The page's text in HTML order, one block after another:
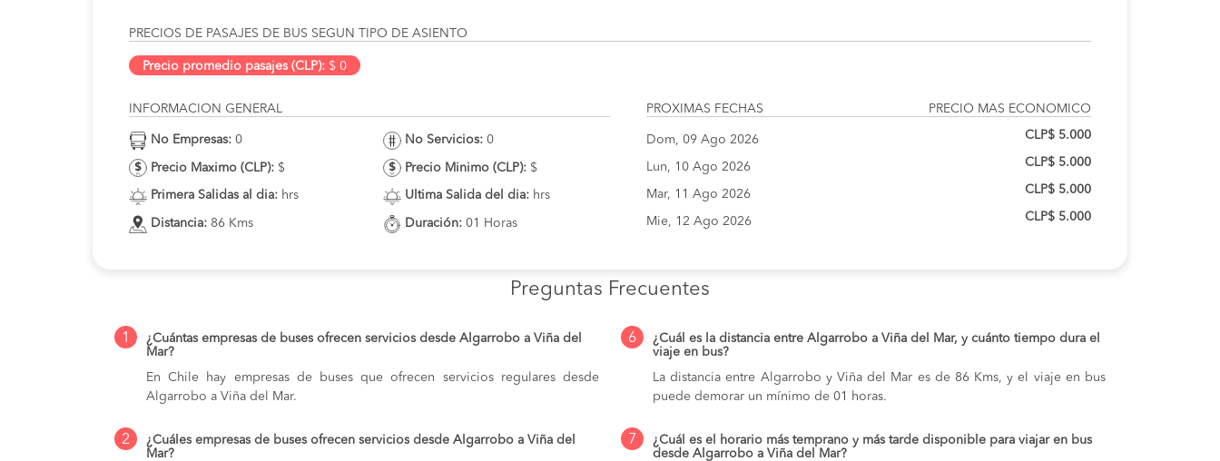
PRECIOS DE PASAJES DE BUS SEGUN TIPO DE ASIENTO
Precio promedio pasajes (CLP): $ 0
INFORMACION GENERAL
No Empresas: 0
Precio Maximo (CLP): $
Primera Salidas al dia: hrs
Distancia: 86 Kms
No Servicios: 0
Precio Minimo (CLP): $
Ultima Salida del dia: hrs
Duración: 01 Horas
PROXIMAS FECHAS PRECIO MAS ECONOMICO
Dom, 09 Ago 2026
Lun, 10 Ago 2026
Mar, 11 Ago 2026
Mie, 12 Ago 2026
CLP$ 5.000
CLP$ 5.000
CLP$ 5.000
CLP$ 5.000
Preguntas Frecuentes
1
¿Cuántas empresas de buses ofrecen servicios desde Algarrobo a Viña del
Mar?
En Chile hay empresas de buses que ofrecen servicios regulares desde
Algarrobo a Viña del Mar.
2
¿Cuáles empresas de buses ofrecen servicios desde Algarrobo a Viña del
Mar?
6
¿Cuál es la distancia entre Algarrobo a Viña del Mar, y cuánto tiempo dura el
viaje en bus?
La distancia entre Algarrobo y Viña del Mar es de 86 Kms, y el viaje en bus
puede demorar un mínimo de 01 horas.
7
¿Cuál es el horario más temprano y más tarde disponible para viajar en bus
desde Algarrobo a Viña del Mar?